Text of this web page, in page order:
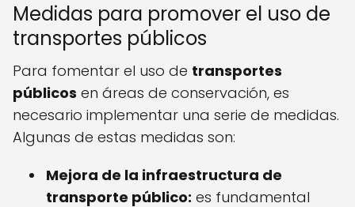
Medidas para promover el uso de
transportes públicos
Para fomentar el uso de transportes
públicos en áreas de conservación, es
necesario implementar una serie de medidas.
Algunas de estas medidas son:
Mejora de la infraestructura de
transporte público: es fundamental